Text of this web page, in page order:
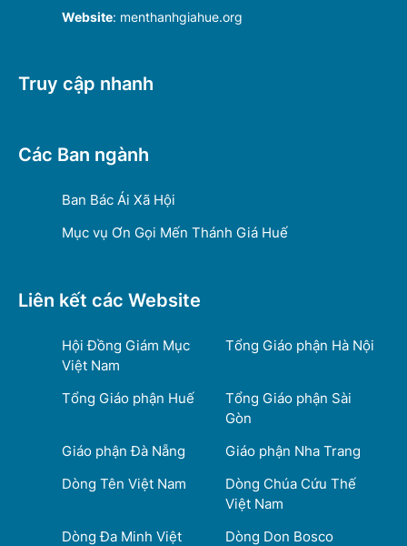
Website: menthanhgiahue.org
Truy cập nhanh
Các Ban ngành
Ban Bác Ái Xã Hội
Mục vụ Ơn Gọi Mến Thánh Giá Huế
Liên kết các Website
Hội Đồng Giám Mục
Việt Nam
Tổng Giáo phận Hà Nội
Tổng Giáo phận Huế
Tổng Giáo phận Sài
Gòn
Giáo phận Đà Nẵng
Giáo phận Nha Trang
Dòng Tên Việt Nam
Dòng Chúa Cứu Thế
Việt Nam
Dòng Đa Minh Việt
Dòng Don Bosco